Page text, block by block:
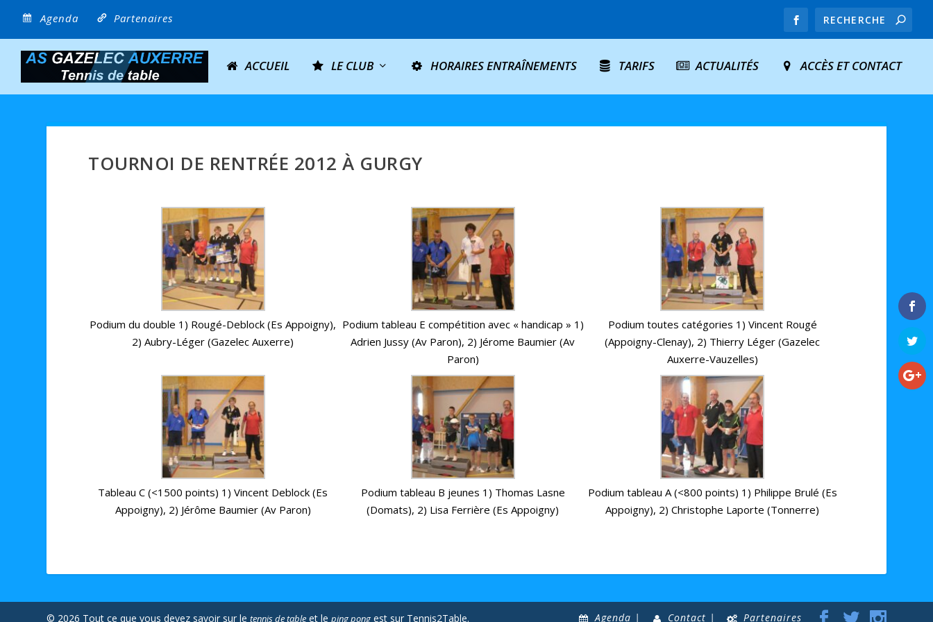
Agenda Partenaires
ACCUEIL LE CLUB HORAIRES ENTRAÎNEMENTS TARIFS ACTUALITÉS ACCÈS ET CONTACT
TOURNOI DE RENTRÉE 2012 À GURGY
Podium du double 1) Rougé-Deblock (Es Appoigny),
2) Aubry-Léger (Gazelec Auxerre)
Podium tableau E compétition avec « handicap » 1)
Adrien Jussy (Av Paron), 2) Jérome Baumier (Av
Paron)
Podium toutes catégories 1) Vincent Rougé
(Appoigny-Clenay), 2) Thierry Léger (Gazelec
Auxerre-Vauzelles)
Tableau C (<1500 points) 1) Vincent Deblock (Es
Appoigny), 2) Jérôme Baumier (Av Paron)
Podium tableau B jeunes 1) Thomas Lasne
(Domats), 2) Lisa Ferrière (Es Appoigny)
Podium tableau A (<800 points) 1) Philippe Brulé (Es
Appoigny), 2) Christophe Laporte (Tonnerre)
© 2026 Tout ce que vous devez savoir sur letennis de table et leping pong est sur Tennis2Table. Agenda | Contact | Partenaires